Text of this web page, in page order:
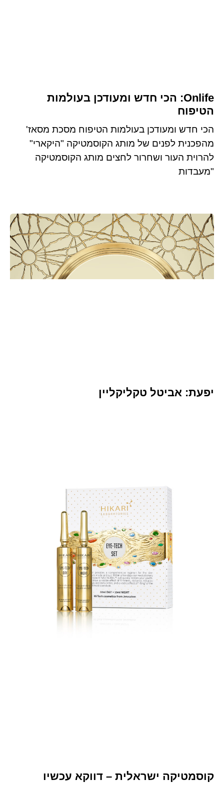
Onlife: הכי חדש ומעודכן בעולמות
הטיפוח
הכי חדש ומעודכן בעולמות הטיפוח מסכת מסאז'
מהפכנית לפנים של מותג הקוסמטיקה "היקארי"
להרוית העור ושחרור לחצים מותג הקוסמטיקה
"מעבדות
יפעת: אביטל טקליקליין
קוסמטיקה ישראלית – דווקא עכשיו